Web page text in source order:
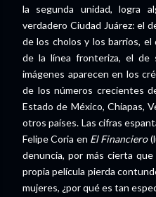
la segunda unidad, logra
verdadero Ciudad Juárez: el
de los cholos y los barrios,
de la línea fronteriza, el de
imágenes aparecen en los
de los números crecientes
Estado de México, Chiapas,
otros países. Las cifras
Felipe Coria en El Financiero
denuncia, por más cierta
propia película pierda
mujeres, ¿por qué es tan